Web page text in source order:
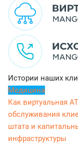
Истории наших
Медицина
Как виртуальная
обслуживания
штата и
инфраструктуры